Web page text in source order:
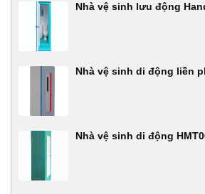
Nhà vệ sinh lưu động
Nhà vệ sinh di động liền
Nhà vệ sinh di động